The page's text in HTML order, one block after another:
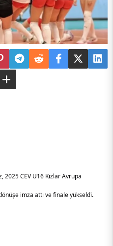
2025 CEV U16 Kızlar Avrupa
imza attı ve finale yükseldi.